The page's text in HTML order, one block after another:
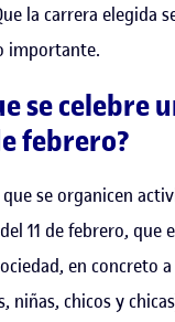
la carrera elegida
importante.
se celebre
febrero?
se organicen
11 de febrero, que
en concreto
niñas, chicos y